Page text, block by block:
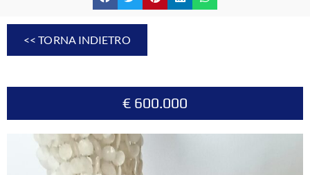
<< TORNA INDIETRO
€ 600.000